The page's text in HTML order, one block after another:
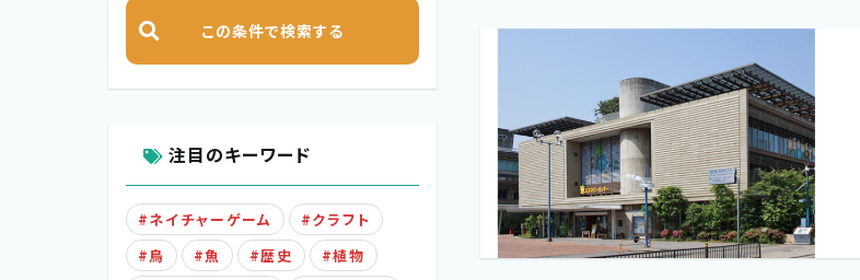
注目のキーワード
ネイチャーゲーム
クラフト
鳥
魚 歴史
植物